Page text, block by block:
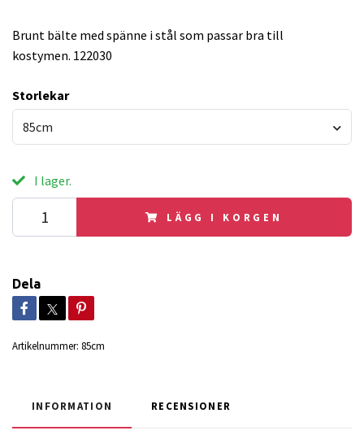
Brunt bälte med spänne i stål som passar bra till
kostymen. 122030
Storlekar
85cm
I lager.
LÄGG I KORGEN
Dela
Artikelnummer: 85cm
INFORMATION RECENSIONER